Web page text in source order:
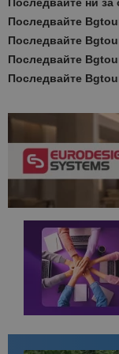
Последвайте
Последвайте
Последвайте
Последвайте